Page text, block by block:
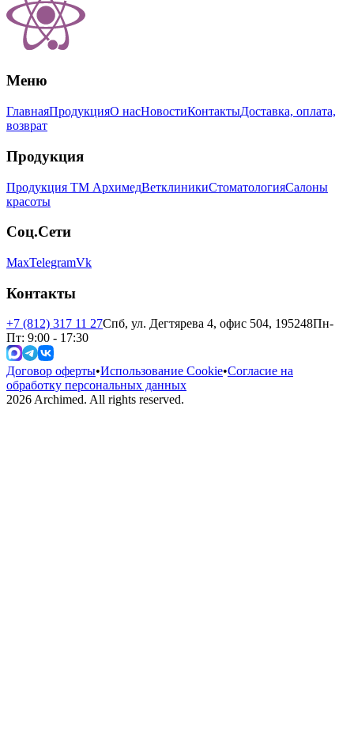
Меню
ГлавнаяПродукцияО насНовостиКонтактыДоставка, оплата,
возврат
Продукция
Продукция ТМ АрхимедВетклиникиСтоматологияСалоны
красоты
Соц.Сети
MaxTelegramVk
Контакты
+7 (812) 317 11 27Спб, ул. Дегтярева 4, офис 504, 195248Пн-
Пт: 9:00 - 17:30
Договор оферты•Использование Cookie•Согласие на
обработку персональных данных
2026Archimed. All rights reserved.